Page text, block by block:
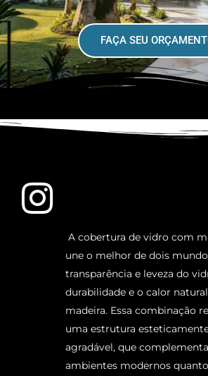
FAÇA SEU
A cobertura de vidro com
une o melhor de dois
transparência e leveza do
durabilidade e o calor
madeira. Essa combinação
uma estrutura
agradável, que
ambientes modernos